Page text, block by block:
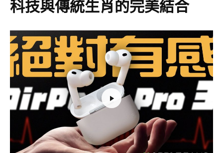
科技與傳統生肖的完美結合